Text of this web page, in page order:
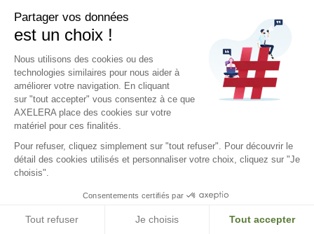
Partager vos données
est un choix !
Nous utilisons des cookies ou des
technologies similaires pour nous aider à
améliorer votre navigation. En cliquant
sur "tout accepter" vous consentez à ce que
AXELERA place des cookies sur votre
matériel pour ces finalités.
Pour refuser, cliquez simplement sur "tout refuser".
Pour découvrir le
détail des cookies utilisés et personnaliser votre choix, cliquez sur "Je
choisis".
Consentements certifiés par
Tout refuser Je choisis Tout accepter